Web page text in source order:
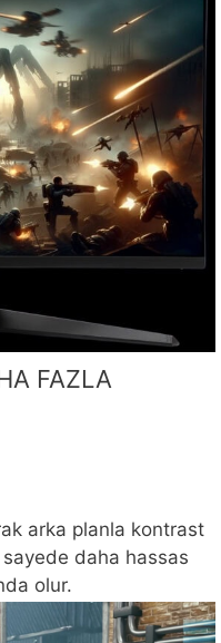
FAZLA
arka planla kontrast
daha hassas
olur.